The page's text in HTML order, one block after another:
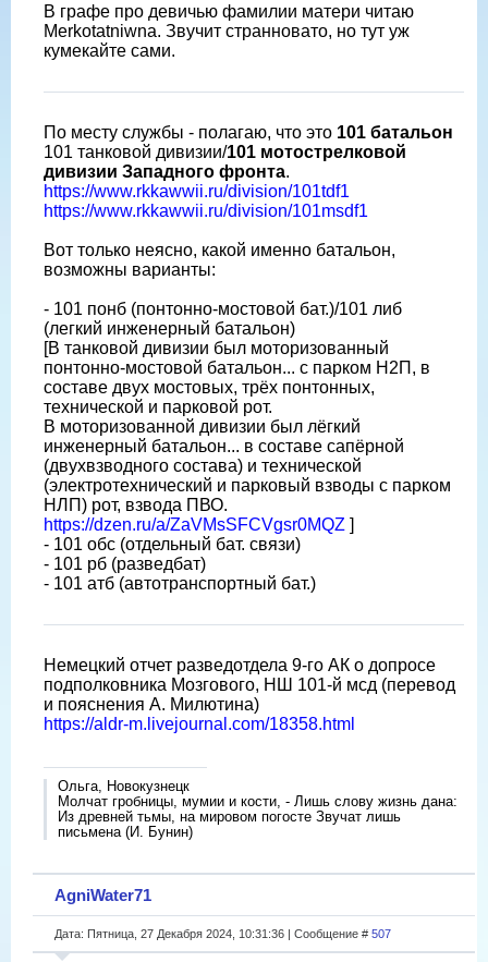
В графе про девичью фамилии матери читаю
Merkotatniwna. Звучит странновато, но тут уж
кумекайте сами.
По месту службы - полагаю, что это 101 батальон
101 танковой дивизии/101 мотострелковой
дивизии Западного фронта.
https://www.rkkawwii.ru/division/101tdf1
https://www.rkkawwii.ru/division/101msdf1
Вот только неясно, какой именно батальон,
возможны варианты:
- 101 понб (понтонно-мостовой бат.)/101 либ
(легкий инженерный батальон)
[В танковой дивизии был моторизованный
понтонно-мостовой батальон... с парком Н2П, в
составе двух мостовых, трёх понтонных,
технической и парковой рот.
В моторизованной дивизии был лёгкий
инженерный батальон... в составе сапёрной
(двухвзводного состава) и технической
(электротехнический и парковый взводы с парком
НЛП) рот, взвода ПВО.
https://dzen.ru/a/ZaVMsSFCVgsr0MQZ ]
- 101 обс (отдельный бат. связи)
- 101 рб (разведбат)
- 101 атб (автотранспортный бат.)
Немецкий отчет разведотдела 9-го АК о допросе
подполковника Мозгового, НШ 101-й мсд (перевод
и пояснения А. Милютина)
https://aldr-m.livejournal.com/18358.html
Ольга, Новокузнецк
Молчат гробницы, мумии и кости, - Лишь слову жизнь дана:
Из древней тьмы, на мировом погосте Звучат лишь
письмена (И. Бунин)
AgniWater71
Дата: Пятница, 27 Декабря 2024, 10:31:36 | Сообщение # 507